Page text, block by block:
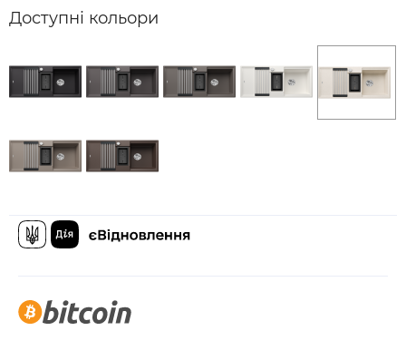
Доступні кольори